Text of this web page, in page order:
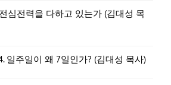
심전력을 다하고 있는가 (김대성 목
일주일이 왜 7일인가? (김대성 목사)